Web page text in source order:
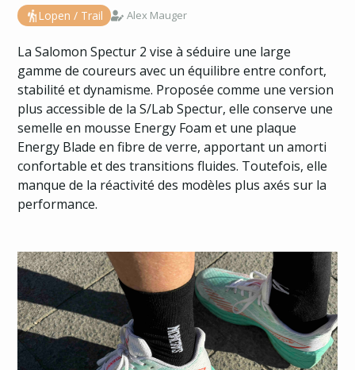
Lopen / Trail Alex Mauger
La Salomon Spectur 2 vise à séduire une large
gamme de coureurs avec un équilibre entre confort,
stabilité et dynamisme. Proposée comme une version
plus accessible de la S/Lab Spectur, elle conserve une
semelle en mousse Energy Foam et une plaque
Energy Blade en fibre de verre, apportant un amorti
confortable et des transitions fluides. Toutefois, elle
manque de la réactivité des modèles plus axés sur la
performance.